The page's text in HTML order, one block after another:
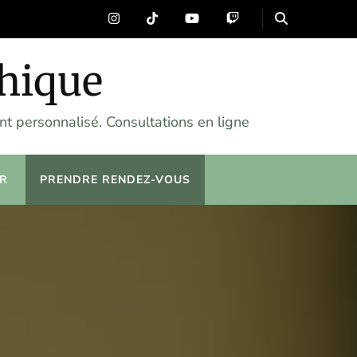
personnalisé. Consultations en ligne
PRENDRE RENDEZ-VOUS